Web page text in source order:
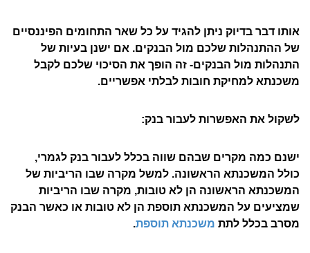
אותו דבר בדיוק ניתן להגיד על כל שאר התחומים הפיננסיים
של ההתנהלות שלכם מול הבנקים. אם ישנן בעיות של
התנהלות מול הבנקים- זה הופך את הסיכוי שלכם לקבל
משכנתא למחיקת חובות לבלתי אפשריים.
לשקול את האפשרות לעבור בנק:
ישנם כמה מקרים שבהם שווה בכלל לעבור בנק לגמרי,
כולל המשכנתא הראשונה. למשל מקרה שבו הריביות של
המשכנתא הראשונה הן לא טובות, מקרה שבו הריביות
שמציעים על המשכנתא תוספת הן לא טובות או כאשר הבנק
מסרב בכלל לתת משכנתא תוספת.